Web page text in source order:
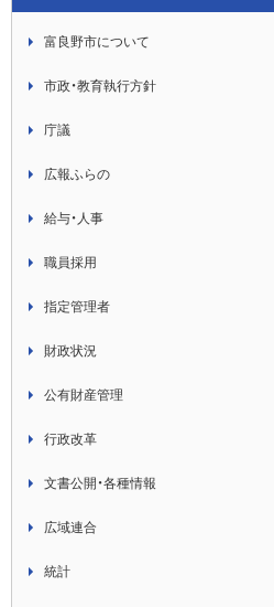
富良野市について
市政・教育執行方針
庁議
広報ふらの
給与・人事
職員採用
指定管理者
財政状況
公有財産管理
行政改革
文書公開・各種情報
広域連合
統計